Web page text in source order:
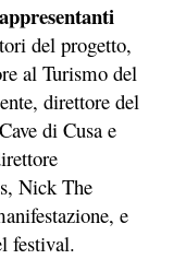
del progetto,
al Turismo del
direttore del
di Cusa e
Nick The
e
festival.